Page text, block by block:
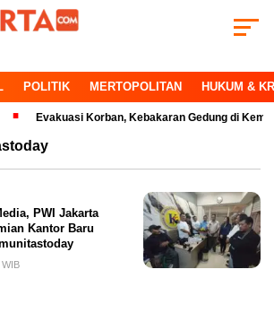
POLITIK MERTOPOLITAN HUKUM &
Evakuasi Korban, Kebakaran Gedung di Kemayoran
PWI Jakarta
Kantor Baru